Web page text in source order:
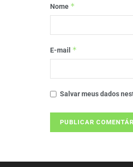
Nome *
E-mail *
Salvar meus dados